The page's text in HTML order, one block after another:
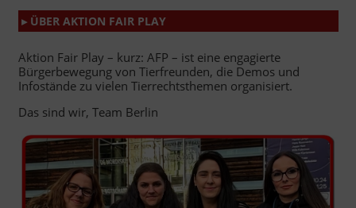
▸ ÜBER AKTION FAIR PLAY
Aktion Fair Play – kurz: AFP – ist eine engagierte
Bürgerbewegung von Tierfreunden, die Demos und
Infostände zu vielen Tierrechtsthemen organisiert.
Das sind wir, Team Berlin